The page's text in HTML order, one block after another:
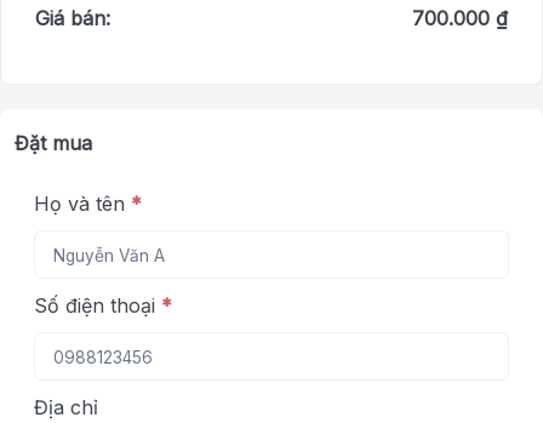
Giá bán: 700.000 ₫
Đặt mua
Họ và tên *
Số điện thoại *
Địa chỉ